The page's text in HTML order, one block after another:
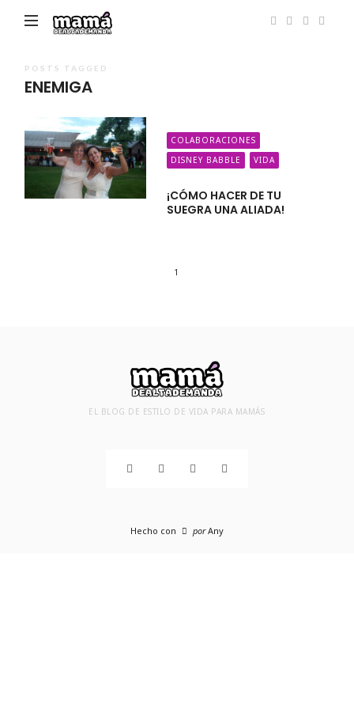
POSTS TAGGED
ENEMIGA
COLABORACIONES
DISNEY BABBLE
VIDA
¡CÓMO HACER DE TU
SUEGRA UNA ALIADA!
1
EL BLOG DE ESTILO DE VIDA PARA MAMÁS
Hecho con porAny